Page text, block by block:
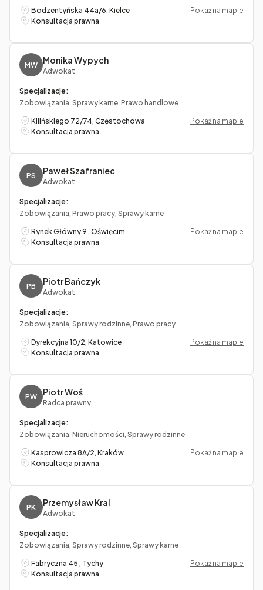
Bodzentyńska 44a/6, Kielce
Pokaż na mapie
Konsultacja prawna
MW Monika Wypych
Adwokat
Specjalizacje:
Zobowiązania, Sprawy karne, Prawo handlowe
Kilińskiego 72/74, Częstochowa
Pokaż na mapie
Konsultacja prawna
PS Paweł Szafraniec
Adwokat
Specjalizacje:
Zobowiązania, Prawo pracy, Sprawy karne
Rynek Główny 9 , Oświęcim
Pokaż na mapie
Konsultacja prawna
PB Piotr Bańczyk
Adwokat
Specjalizacje:
Zobowiązania, Sprawy rodzinne, Prawo pracy
Dyrekcyjna 10/2, Katowice
Pokaż na mapie
Konsultacja prawna
PW Piotr Woś
Radca prawny
Specjalizacje:
Zobowiązania, Nieruchomości, Sprawy rodzinne
Kasprowicza 8A/2, Kraków
Pokaż na mapie
Konsultacja prawna
PK Przemysław Kral
Adwokat
Specjalizacje:
Zobowiązania, Sprawy rodzinne, Sprawy karne
Fabryczna 45 , Tychy
Pokaż na mapie
Konsultacja prawna